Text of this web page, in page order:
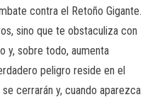
contra el Retoño Gigante.
sino que te obstaculiza con
y, sobre todo, aumenta
peligro reside en el
cerrarán y, cuando aparezca